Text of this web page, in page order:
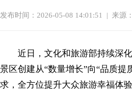
发布时间：2026-05-08 14:01:51 | 来源
近日，文化和旅游部持续深
景区创建从“数量增长”向“品质
求，全方位提升大众旅游幸福体